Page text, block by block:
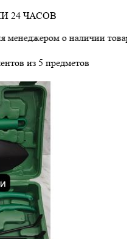
24 ЧАСОВ
о наличии товара.
из 5 предметов